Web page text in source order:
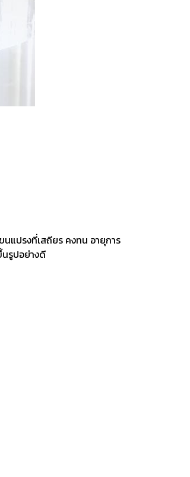
แปรงที่เสถียร คงทน อายุการ
รูปอย่างดี